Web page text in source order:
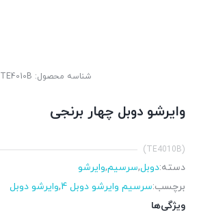
شناسه محصول: TE4010B
وایرشو دوبل چهار برنجی
(TE4010B)
دسته:دوبل,سرسیم,وایرشو
برچسب:سرسیم وایرشو دوبل 4 ,وایرشو دوبل
ویژگی‌ها